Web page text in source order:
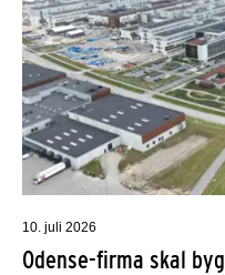
10. juli 2026
Odense-firma skal